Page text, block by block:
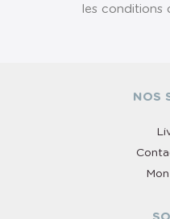
les conditions
NOS